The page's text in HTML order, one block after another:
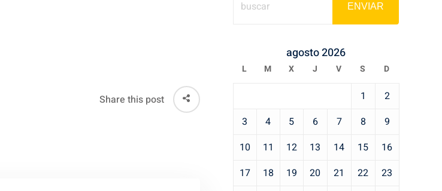
Share this post
ENVIAR
agosto 2026
L M X J V S D
1
2
3
4 5 6 7 8
9
10
11 12 13 14 15
16
17
18 19 20 21 22
23